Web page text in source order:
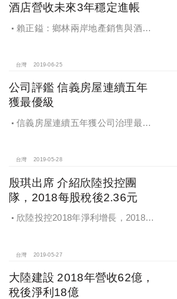
酒店營收未來3年穩定進帳
賴正鎰：鄉林兩岸地產銷售與酒店
台灣 2019-06-25
公司評鑑 信義房屋連續五年
獲最優級
信義房屋連續五年獲公司治理最優
台灣 2019-05-28
殷琪出席 介紹欣陸投控團
隊，2018每股稅後2.36元
欣陸投控2018年淨利增長，2018年
台灣 2019-05-27
大陸建設 2018年營收62億，
稅後淨利18億